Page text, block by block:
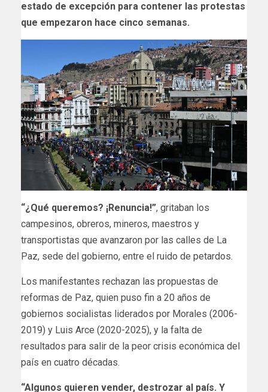
estado de excepción para contener las protestas
que empezaron hace cinco semanas.
“¿Qué queremos? ¡Renuncia!”, gritaban los
campesinos, obreros, mineros, maestros y
transportistas que avanzaron por las calles de La
Paz, sede del gobierno, entre el ruido de petardos.
Los manifestantes rechazan las propuestas de
reformas de Paz, quien puso fin a 20 años de
gobiernos socialistas liderados por Morales (2006-
2019) y Luis Arce (2020-2025), y la falta de
resultados para salir de la peor crisis económica del
país en cuatro décadas.
“Algunos quieren vender, destrozar al país. Y